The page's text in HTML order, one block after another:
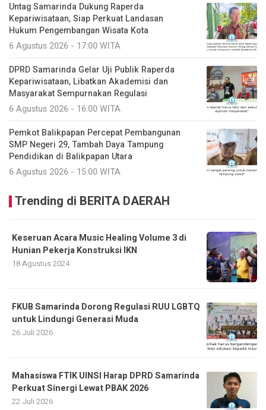
Untag Samarinda Dukung Raperda
Kepariwisataan, Siap Perkuat Landasan
Hukum Pengembangan Wisata Kota
6 Agustus 2026 - 17:00 WITA
DPRD Samarinda Gelar Uji Publik Raperda
Kepariwisataan, Libatkan Akademisi dan
Masyarakat Sempurnakan Regulasi
6 Agustus 2026 - 16:00 WITA
Pemkot Balikpapan Percepat Pembangunan
SMP Negeri 29, Tambah Daya Tampung
Pendidikan di Balikpapan Utara
6 Agustus 2026 - 15:00 WITA
Trending di BERITA DAERAH
Keseruan Acara Music Healing Volume 3 di
Hunian Pekerja Konstruksi IKN
18 Agustus 2024
FKUB Samarinda Dorong Regulasi RUU LGBTQ
untuk Lindungi Generasi Muda
26 Juli 2026
Mahasiswa FTIK UINSI Harap DPRD Samarinda
Perkuat Sinergi Lewat PBAK 2026
22 Juli 2026